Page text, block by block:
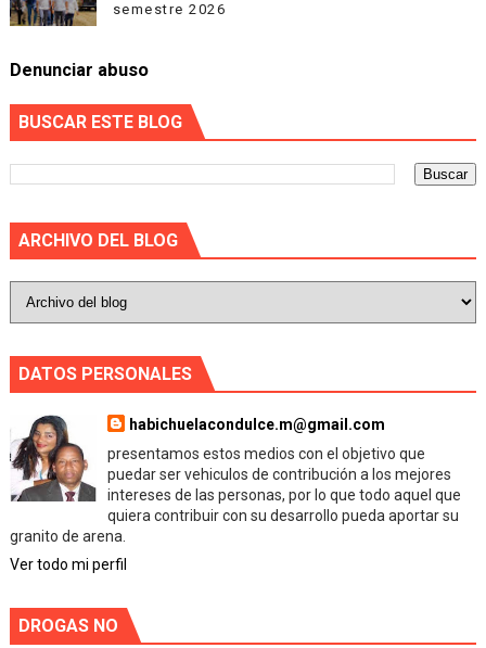
semestre 2026
Denunciar abuso
BUSCAR ESTE BLOG
ARCHIVO DEL BLOG
DATOS PERSONALES
habichuelacondulce.m@gmail.com
presentamos estos medios con el objetivo que
puedar ser vehiculos de contribución a los mejores
intereses de las personas, por lo que todo aquel que
quiera contribuir con su desarrollo pueda aportar su
granito de arena.
Ver todo mi perfil
DROGAS NO